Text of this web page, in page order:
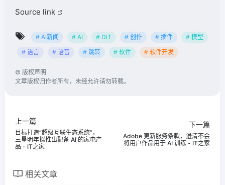
Source link
# AI新闻 # AI # DiT # 创作 # 插件
# 模型
# 语言
# 语音 # 跳转 # 软件 # 软件开发
© 版权声明
文章版权归作者所有，未经允许请勿转载。
上一篇
目标打造“超级互联生态系统”，
三星明年拟推出配备 AI 的家电产
品 - IT之家
下一篇
Adobe 更新服务条款，澄清不会
将用户作品用于 AI 训练 - IT之家
相关文章